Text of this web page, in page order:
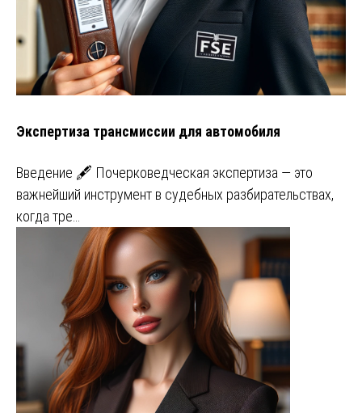
Экспертиза трансмиссии для автомобиля
Введение 🖋️ Почерковедческая экспертиза — это
важнейший инструмент в судебных разбирательствах,
когда тре…